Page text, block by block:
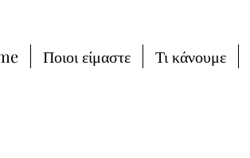
Ποιοι είμαστε Τι κάνουμε